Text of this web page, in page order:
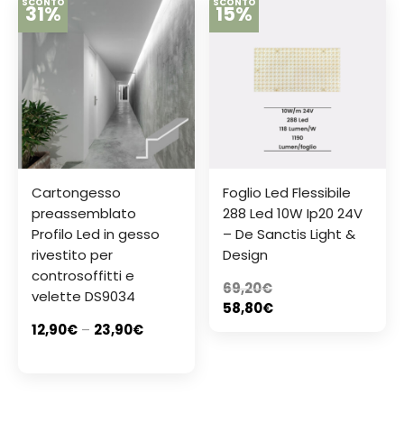
31%
Cartongesso
preassemblato
Profilo Led in gesso
rivestito per
controsoffitti e
velette DS9034
12,90€ – 23,90€
15%
Foglio Led Flessibile
288 Led 10W Ip20 24V
– De Sanctis Light &
Design
69,20€
58,80€